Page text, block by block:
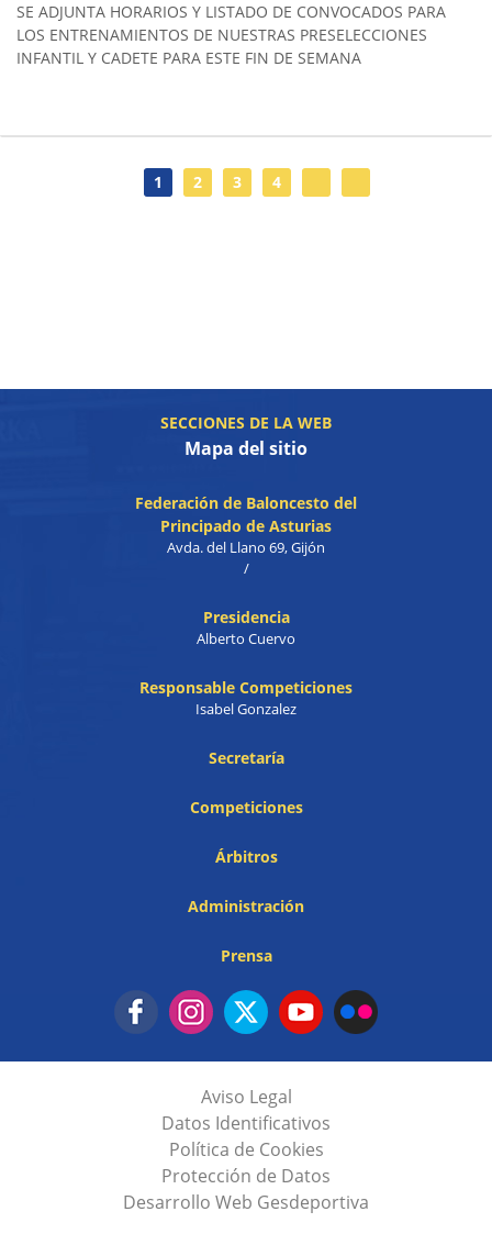
SE ADJUNTA HORARIOS Y LISTADO DE CONVOCADOS PARA
LOS ENTRENAMIENTOS DE NUESTRAS PRESELECCIONES
INFANTIL Y CADETE PARA ESTE FIN DE SEMANA
1 2 3 4
SECCIONES DE LA WEB
Mapa del sitio
Federación de Baloncesto del
Principado de Asturias
Avda. del Llano 69, Gijón
/
Presidencia
Alberto Cuervo
Responsable Competiciones
Isabel Gonzalez
Secretaría
Competiciones
Árbitros
Administración
Prensa
Aviso Legal
Datos Identificativos
Política de Cookies
Protección de Datos
Desarrollo Web Gesdeportiva